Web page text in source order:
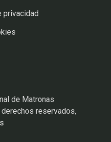
privacidad
de Matronas
reservados,